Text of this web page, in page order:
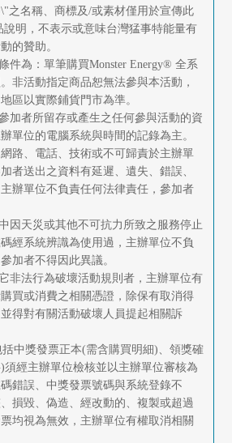
之名稱、商標及/或素材僅用於宣傳此
說明，不表示或意味台灣猛事特能量有
的贊助。
件為：單筆購買Monster Energy® 全系
非活動指定商品恕無法參與本活動，
區以實際鋪貨門市為準。
加者所留存或產生之任何參與活動的資
單位的電腦系統與時間的記錄為主。
路、電話、技術或不可歸責於主辦單
者送出之資料有延遲、遺失、錯誤、
辦單位不負責任何法律責任，參加者
因天災或其他不可抗力所致之服務停止
經系統辨識為使用過，主辦單位不負
加者不得因此異議。
非法行為破壞活動規則者，主辦單位有
買或消費之相關憑證，除保有取消得
得對有關活動破壞人員提起相關訴
中獎發票正本(需含購買明細)、領獎確
須經主辦單位檢核並以主辦單位審核為
錯誤、中獎發票號碼與系統登錄不
損毀、偽造、經改動的、複製或超過
均視為無效，主辦單位有權取消相關